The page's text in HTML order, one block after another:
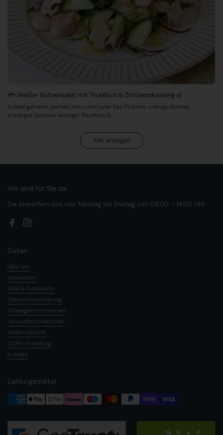
🐟 Weißer Bohnensalat mit Thunfisch & Zitronendressing 🌿
Schnell gemacht, perfekt zum Lunch oder fürs Picknick: cremige Bohnen,
knackiges Gemüse, würziger Thunfisch &...
Alle anzeigen
Wir sind für Sie da
Sie erreichen uns von Montag bis Freitag von 09.00 - 14.00 Uhr
FacebookInstagram
Daten
Über uns
Impressum
AGB & Kundeninfo
Datenschutzerklärung
Zahlungsinformationen
Versandinformationen
Widerrufsrecht
GDPR-Einhaltung
Kontakt
Zahlungsmittel